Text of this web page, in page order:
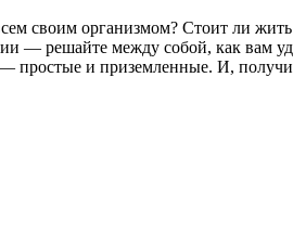
своим организмом? Стоит ли
— решайте между собой, как вам
и приземленные. И, получив